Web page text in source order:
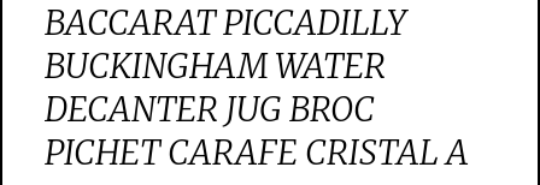
BACCARAT PICCADILLY
BUCKINGHAM WATER
DECANTER JUG BROC
PICHET CARAFE CRISTAL A